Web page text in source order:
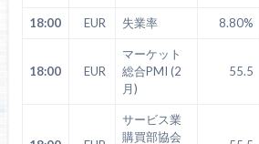
18:00 EUR 失業率 8.80%
18:00 EUR
マーケット
総合PMI (2
月)
55.5
サービス業
購買部協会